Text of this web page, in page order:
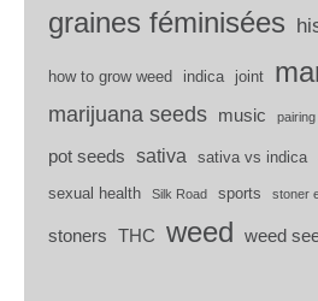
graines féminisées
how to grow weed indica joint
marijuana seeds music pairing
pot seeds sativa sativa vs indica
sexual health Silk Road sports stoner
stoners THC weed weed